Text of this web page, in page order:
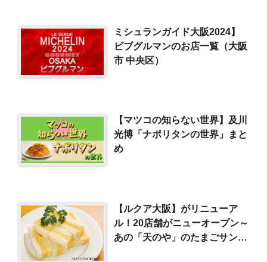
ミシュランガイド大阪2024】
ビブグルマンのお店一覧（大阪
市 中央区）
【マツコの知らない世界】及川
光博「ナポリタンの世界」まと
め
【ルクア大阪】がリニューア
ル！20店舗がニューオープン～
あの「天のや」のたまごサンド